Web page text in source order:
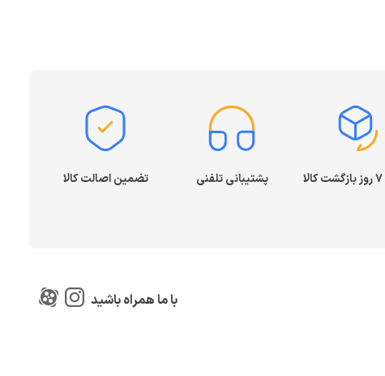
پشتیبانی تلفنی تضمین اصالت کالا
با ما همراه باشید